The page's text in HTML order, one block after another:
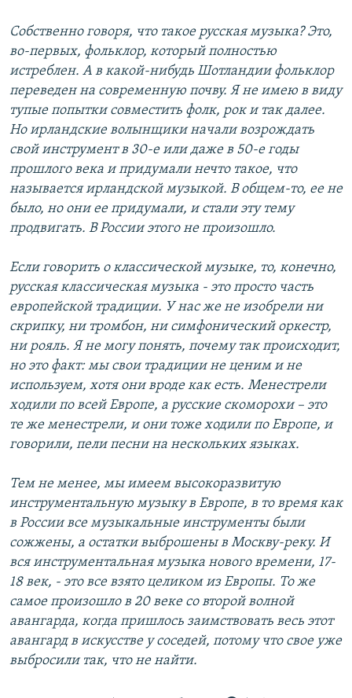
Собственно говоря, что такое русская музыка? Это,
во-первых, фольклор, который полностью
истреблен. А в какой-нибудь Шотландии фольклор
переведен на современную почву. Я не имею в виду
тупые попытки совместить фолк, рок и так далее.
Но ирландские волынщики начали возрождать
свой инструмент в 30-е или даже в 50-е годы
прошлого века и придумали нечто такое, что
называется ирландской музыкой. В общем-то, ее не
было, но они ее придумали, и стали эту тему
продвигать. В России этого не произошло.
Если говорить о классической музыке, то, конечно,
русская классическая музыка - это просто часть
европейской традиции. У нас же не изобрели ни
скрипку, ни тромбон, ни симфонический оркестр,
ни рояль. Я не могу понять, почему так происходит,
но это факт: мы свои традиции не ценим и не
используем, хотя они вроде как есть. Менестрели
ходили по всей Европе, а русские скоморохи – это
те же менестрели, и они тоже ходили по Европе, и
говорили, пели песни на нескольких языках.
Тем не менее, мы имеем высокоразвитую
инструментальную музыку в Европе, в то время как
в России все музыкальные инструменты были
сожжены, а остатки выброшены в Москву-реку. И
вся инструментальная музыка нового времени, 17-
18 век, - это все взято целиком из Европы. То же
самое произошло в 20 веке со второй волной
авангарда, когда пришлось заимствовать весь этот
авангард в искусстве у соседей, потому что свое уже
выбросили так, что не найти.